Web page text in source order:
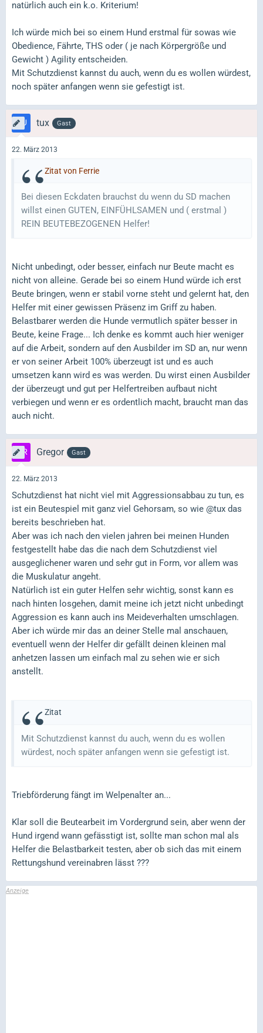
natürlich auch ein k.o. Kriterium!
Ich würde mich bei so einem Hund erstmal für sowas wie
Obedience, Fährte, THS oder ( je nach Körpergröße und
Gewicht ) Agility entscheiden.
Mit Schutzdienst kannst du auch, wenn du es wollen würdest,
noch später anfangen wenn sie gefestigt ist.
tux Gast
22. März 2013
Zitat von Ferrie
Bei diesen Eckdaten brauchst du wenn du SD machen
willst einen GUTEN, EINFÜHLSAMEN und ( erstmal )
REIN BEUTEBEZOGENEN Helfer!
Nicht unbedingt, oder besser, einfach nur Beute macht es
nicht von alleine. Gerade bei so einem Hund würde ich erst
Beute bringen, wenn er stabil vorne steht und gelernt hat, den
Helfer mit einer gewissen Präsenz im Griff zu haben.
Belastbarer werden die Hunde vermutlich später besser in
Beute, keine Frage... Ich denke es kommt auch hier weniger
auf die Arbeit, sondern auf den Ausbilder im SD an, nur wenn
er von seiner Arbeit 100% überzeugt ist und es auch
umsetzen kann wird es was werden. Du wirst einen Ausbilder
der überzeugt und gut per Helfertreiben aufbaut nicht
verbiegen und wenn er es ordentlich macht, braucht man das
auch nicht.
Gregor Gast
22. März 2013
Schutzdienst hat nicht viel mit Aggressionsabbau zu tun, es
ist ein Beutespiel mit ganz viel Gehorsam, so wie @tux das
bereits beschrieben hat.
Aber was ich nach den vielen jahren bei meinen Hunden
festgestellt habe das die nach dem Schutzdienst viel
ausgeglichener waren und sehr gut in Form, vor allem was
die Muskulatur angeht.
Natürlich ist ein guter Helfen sehr wichtig, sonst kann es
nach hinten losgehen, damit meine ich jetzt nicht unbedingt
Aggression es kann auch ins Meideverhalten umschlagen.
Aber ich würde mir das an deiner Stelle mal anschauen,
eventuell wenn der Helfer dir gefällt deinen kleinen mal
anhetzen lassen um einfach mal zu sehen wie er sich
anstellt.
Zitat
Mit Schutzdienst kannst du auch, wenn du es wollen
würdest, noch später anfangen wenn sie gefestigt ist.
Triebförderung fängt im Welpenalter an...
Klar soll die Beutearbeit im Vordergrund sein, aber wenn der
Hund irgend wann gefässtigt ist, sollte man schon mal als
Helfer die Belastbarkeit testen, aber ob sich das mit einem
Rettungshund vereinabren lässt ???